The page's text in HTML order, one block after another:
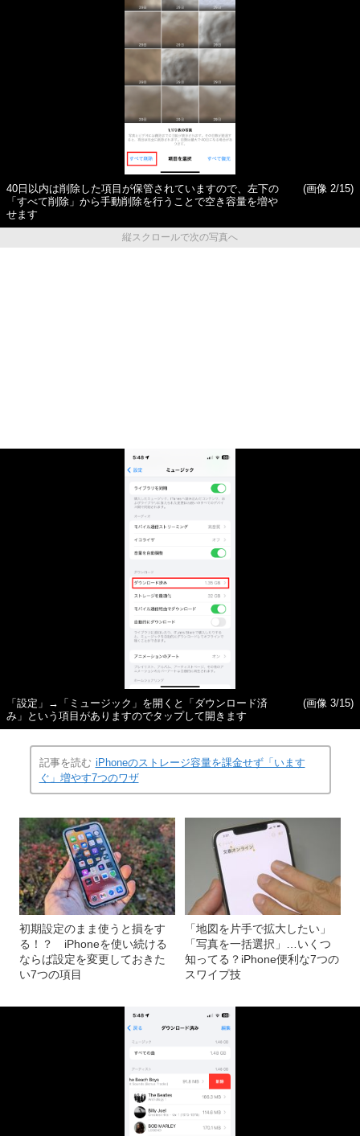
40日以内は削除した項目が保管されていますので、左下の
「すべて削除」から手動削除を行うことで空き容量を増や
せます
(画像 2/15)
縦スクロールで次の写真へ
「設定」→「ミュージック」を開くと「ダウンロード済
み」という項目がありますのでタップして開きます
(画像 3/15)
記事を読む iPhoneのストレージ容量を課金せず「います
ぐ」増やす7つのワザ
初期設定のまま使うと損をす
る！？ iPhoneを使い続ける
ならば設定を変更しておきた
い7つの項目
「地図を片手で拡大したい」
「写真を一括選択」…いくつ
知ってる？iPhone便利な7つの
スワイプ技